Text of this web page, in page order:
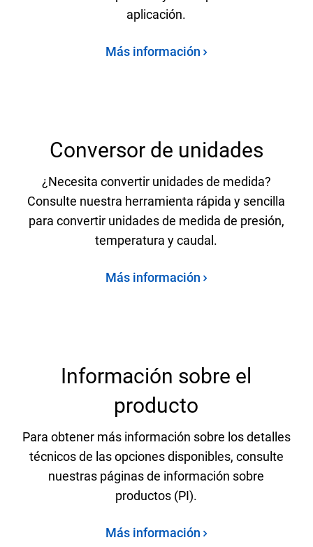
aplicación.
Más información
Conversor de unidades
¿Necesita convertir unidades de medida?
Consulte nuestra herramienta rápida y sencilla
para convertir unidades de medida de presión,
temperatura y caudal.
Más información
Información sobre el
producto
Para obtener más información sobre los detalles
técnicos de las opciones disponibles, consulte
nuestras páginas de información sobre
productos (PI).
Más información